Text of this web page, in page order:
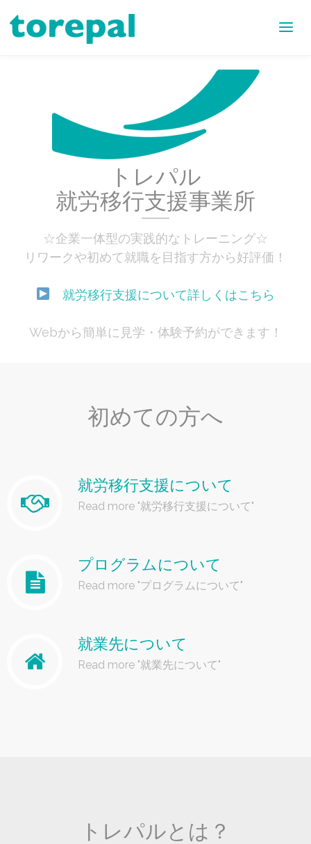
トレパル
就労移行支援事業所
☆企業一体型の実践的なトレーニング☆
リワークや初めて就職を目指す方から好評価！
就労移行支援について詳しくはこちら
Webから簡単に見学・体験予約ができます！
初めての方へ
就労移行支援について
Read more "就労移行支援について"
プログラムについて
Read more "プログラムについて"
就業先について
Read more "就業先について"
トレパルとは？